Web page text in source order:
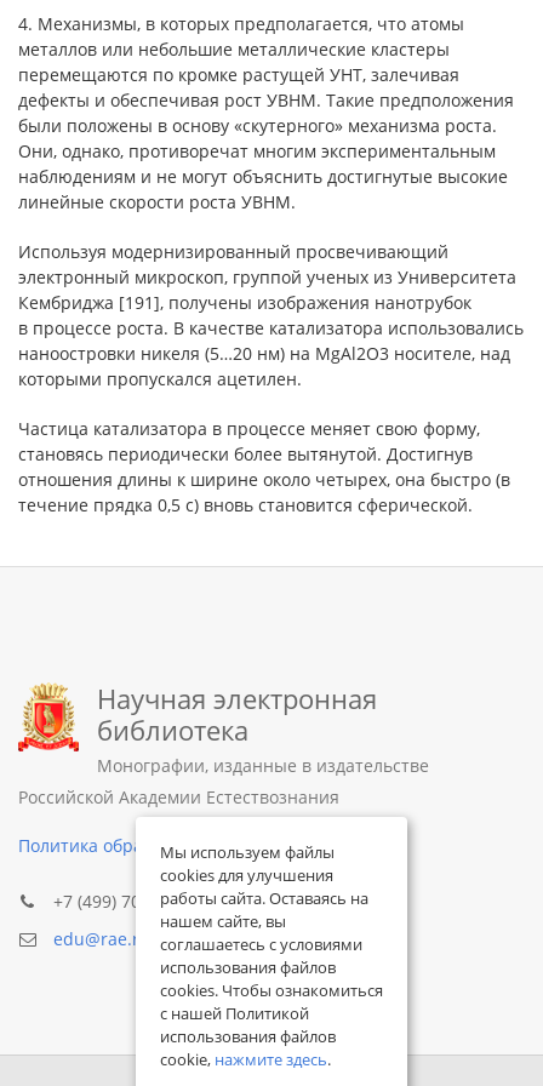
4. Механизмы, в которых предполагается, что атомы
металлов или небольшие металлические кластеры
перемещаются по кромке растущей УНТ, залечивая
дефекты и обеспечивая рост УВНМ. Такие предположения
были положены в основу «скутерного» механизма роста.
Они, однако, противоречат многим экспериментальным
наблюдениям и не могут объяснить достигнутые высокие
линейные скорости роста УВНМ.
Используя модернизированный просвечивающий
электронный микроскоп, группой ученых из Университета
Кембриджа [191], получены изображения нанотрубок
в процессе роста. В качестве катализатора использовались
наноостровки никеля (5…20 нм) на MgAl2O3 носителе, над
которыми пропускался ацетилен.
Частица катализатора в процессе меняет свою форму,
становясь периодически более вытянутой. Достигнув
отношения длины к ширине около четырех, она быстро (в
течение прядка 0,5 с) вновь становится сферической.
Научная электронная
библиотека
Монографии, изданные в издательстве
Российской Академии Естествознания
Политика обработки персональных данных
+7 (499) 705-72-30
edu@rae.ru
Мы используем файлы
cookies для улучшения
работы сайта. Оставаясь на
нашем сайте, вы
соглашаетесь с условиями
использования файлов
cookies. Чтобы ознакомиться
с нашей Политикой
использования файлов
cookie, нажмите здесь.